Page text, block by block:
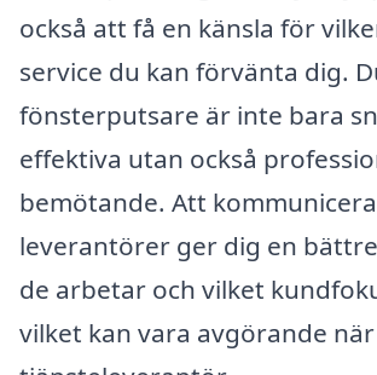
också att få en känsla för
service du kan förvänta dig.
fönsterputsare är inte bara
effektiva utan också
bemötande. Att
leverantörer ger dig en
de arbetar och vilket
vilket kan vara avgörande